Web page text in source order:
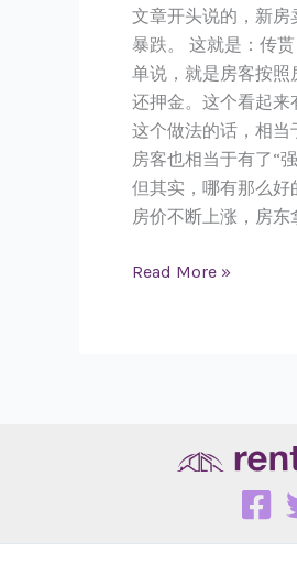
文章开头说的，新房
暴跌。 这就是：传
单说，就是房客按照
还押金。这个看起来
这个做法的话，相当
房客也相当于有了“
但其实，哪有那么好
房价不断上涨，房
Read More »